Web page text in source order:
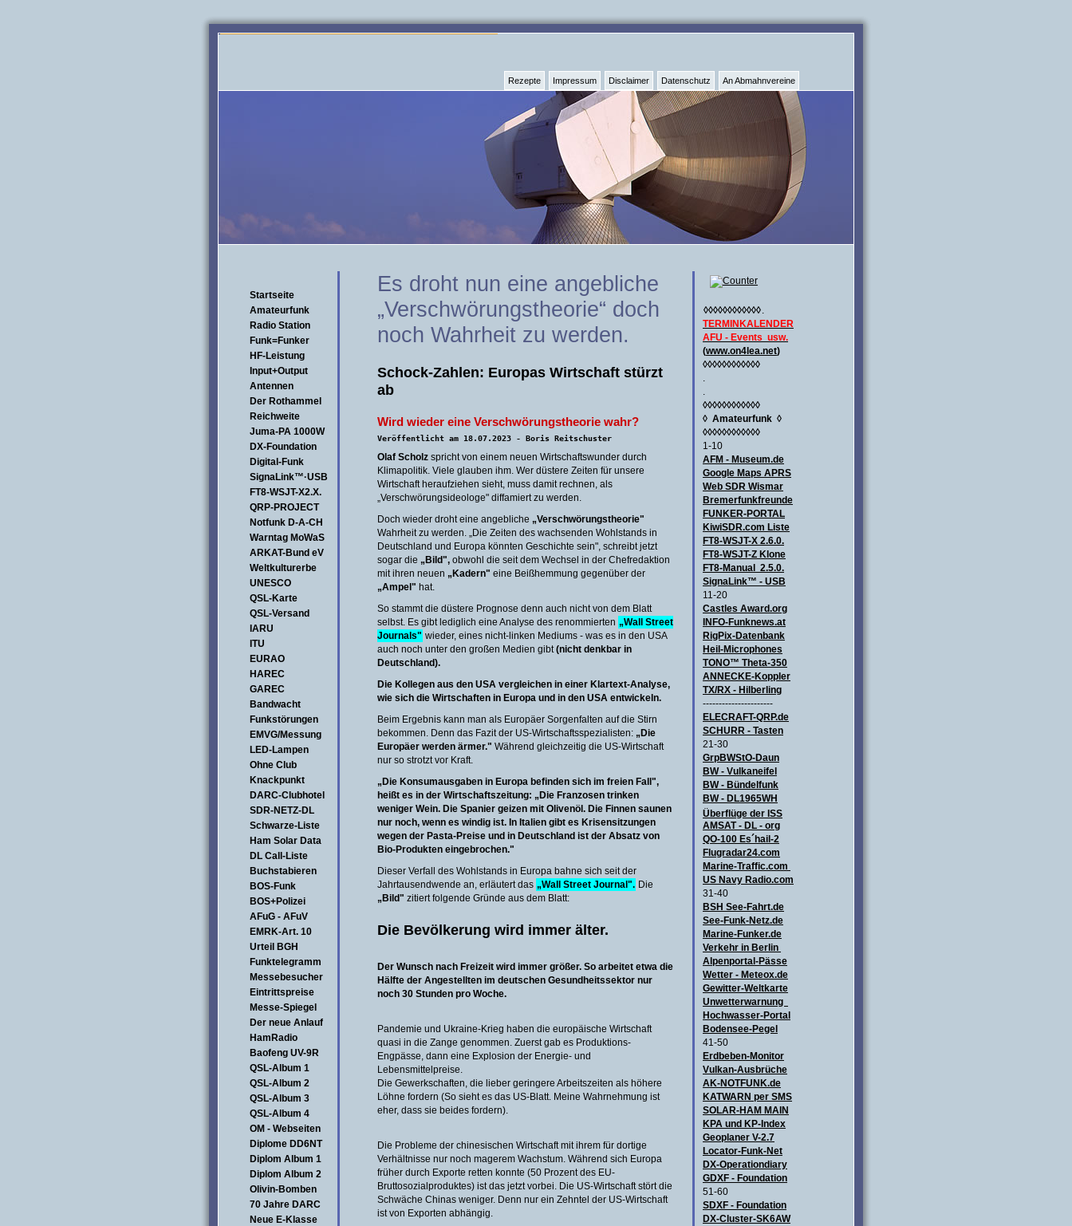
Rezepte Impressum Disclaimer Datenschutz An Abmahnvereine
Startseite
Amateurfunk
Radio Station
Funk=Funker
HF-Leistung
Input+Output
Antennen
Der Rothammel
Reichweite
Juma-PA 1000W
DX-Foundation
Digital-Funk
SignaLink™·USB
FT8-WSJT-X2.X.
QRP-PROJECT
Notfunk D-A-CH
Warntag MoWaS
ARKAT-Bund eV
Weltkulturerbe
UNESCO
QSL-Karte
QSL-Versand
IARU
ITU
EURAO
HAREC
GAREC
Bandwacht
Funkstörungen
EMVG/Messung
LED-Lampen
Ohne Club
Knackpunkt
DARC-Clubhotel
SDR-NETZ-DL
Schwarze-Liste
Ham Solar Data
DL Call-Liste
Buchstabieren
BOS-Funk
BOS+Polizei
AFuG - AFuV
EMRK-Art. 10
Urteil BGH
Funktelegramm
Messebesucher
Eintrittspreise
Messe-Spiegel
Der neue Anlauf
HamRadio
Baofeng UV-9R
QSL-Album 1
QSL-Album 2
QSL-Album 3
QSL-Album 4
OM - Webseiten
Diplome DD6NT
Diplom Album 1
Diplom Album 2
Olivin-Bomben
70 Jahre DARC
Neue E-Klasse
◊◊◊◊◊◊◊◊◊◊◊◊.
TERMINKALENDER
AFU - Events usw.
(www.on4lea.net)
◊◊◊◊◊◊◊◊◊◊◊◊
.
.
◊◊◊◊◊◊◊◊◊◊◊◊
◊ Amateurfunk ◊
◊◊◊◊◊◊◊◊◊◊◊◊
1-10
AFM - Museum.de
Google Maps APRS
Web SDR Wismar
Bremerfunkfreunde
FUNKER-PORTAL
KiwiSDR.com Liste
FT8-WSJT-X 2.6.0.
FT8-WSJT-Z Klone
FT8-Manual 2.5.0.
SignaLink™ - USB
11-20
Castles Award.org
INFO-Funknews.at
RigPix-Datenbank
Heil-Microphones
TONO™ Theta-350
ANNECKE-Koppler
TX/RX - Hilberling
----------------------
ELECRAFT-QRP.de
SCHURR - Tasten
21-30
GrpBWStO-Daun
BW - Vulkaneifel
BW- Bündelfunk
BW - DL1965WH
Überflüge der ISS
AMSAT - DL - org
QO-100 Es´hail-2
Flugradar24.com
Marine-Traffic.com
US Navy Radio.com
31-40
BSH See-Fahrt.de
See-Funk-Netz.de
Marine-Funker.de
Verkehr in Berlin
Alpenportal-Pässe
Wetter - Meteox.de
Gewitter-Weltkarte
Unwetterwarnung
Hochwasser-Portal
Bodensee-Pegel
41-50
Erdbeben-Monitor
Vulkan-Ausbrüche
AK-NOTFUNK.de
KATWARN per SMS
SOLAR-HAM MAIN
KPA und KP-Index
Geoplaner V-2.7
Locator-Funk-Net
DX-Operationdiary
GDXF - Foundation
51-60
SDXF - Foundation
DX-Cluster-SK6AW
Es droht nun eine angebliche
„Verschwörungstheorie“ doch
noch Wahrheit zu werden.
Schock-Zahlen: Europas Wirtschaft stürzt
ab
Wird wieder eine Verschwörungstheorie wahr?
Veröffentlicht am 18.07.2023 - Boris Reitschuster
Olaf Scholz spricht von einem neuen Wirtschaftswunder durch
Klimapolitik. Viele glauben ihm. Wer düstere Zeiten für unsere
Wirtschaft heraufziehen sieht, muss damit rechnen, als
„Verschwörungsideologe" diffamiert zu werden.
Doch wieder droht eine angebliche „Verschwörungstheorie"
Wahrheit zu werden. „Die Zeiten des wachsenden Wohlstands in
Deutschland und Europa könnten Geschichte sein", schreibt jetzt
sogar die „Bild", obwohl die seit dem Wechsel in der Chefredaktion
mit ihren neuen „Kadern" eine Beißhemmung gegenüber der
„Ampel" hat.
So stammt die düstere Prognose denn auch nicht von dem Blatt
selbst. Es gibt lediglich eine Analyse des renommierten „Wall Street
Journals" wieder, eines nicht-linken Mediums - was es in den USA
auch noch unter den großen Medien gibt(nicht denkbar in
Deutschland).
Die Kollegen aus den USA vergleichen in einer Klartext-Analyse,
wie sich die Wirtschaften in Europa und in den USA entwickeln.
Beim Ergebnis kann man als Europäer Sorgenfalten auf die Stirn
bekommen. Denn das Fazit der US-Wirtschaftsspezialisten: „Die
Europäer werden ärmer." Während gleichzeitig die US-Wirtschaft
nur so strotzt vor Kraft.
„Die Konsumausgaben in Europa befinden sich im freien Fall",
heißt es in der Wirtschaftszeitung: „Die Franzosen trinken
weniger Wein. Die Spanier geizen mit Olivenöl. Die Finnen saunen
nur noch, wenn es windig ist. In Italien gibt es Krisensitzungen
wegen der Pasta-Preise und in Deutschland ist der Absatz von
Bio-Produkten eingebrochen."
Dieser Verfall des Wohlstands in Europa bahne sich seit der
Jahrtausendwende an, erläutert das „Wall Street Journal". Die
„Bild" zitiert folgende Gründe aus dem Blatt:
Die Bevölkerung wird immer älter.
Der Wunsch nach Freizeit wird immer größer. So arbeitet etwa die
Hälfte der Angestellten im deutschen Gesundheitssektor nur
noch 30 Stunden pro Woche.
Pandemie und Ukraine-Krieg haben die europäische Wirtschaft
quasi in die Zange genommen. Zuerst gab es Produktions-
Engpässe, dann eine Explosion der Energie- und
Lebensmittelpreise.
Die Gewerkschaften, die lieber geringere Arbeitszeiten als höhere
Löhne fordern (So sieht es das US-Blatt. Meine Wahrnehmung ist
eher, dass sie beides fordern).
Die Probleme der chinesischen Wirtschaft mit ihrem für dortige
Verhältnisse nur noch magerem Wachstum. Während sich Europa
früher durch Exporte retten konnte (50 Prozent des EU-
Bruttosozialproduktes) ist das jetzt vorbei. Die US-Wirtschaft stört die
Schwäche Chinas weniger. Denn nur ein Zehntel der US-Wirtschaft
ist von Exporten abhängig.